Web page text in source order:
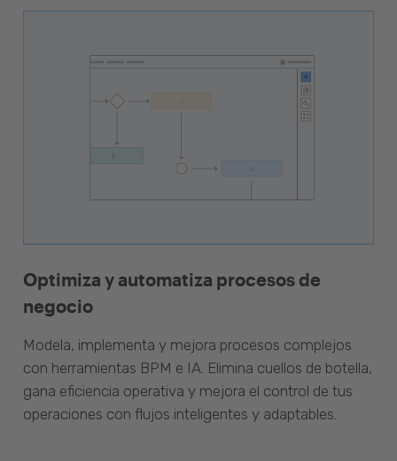
Optimiza y automatiza procesos de
negocio
Modela, implementa y mejora procesos complejos
con herramientas BPM e IA. Elimina cuellos de botella,
gana eficiencia operativa y mejora el control de tus
operaciones con flujos inteligentes y adaptables.